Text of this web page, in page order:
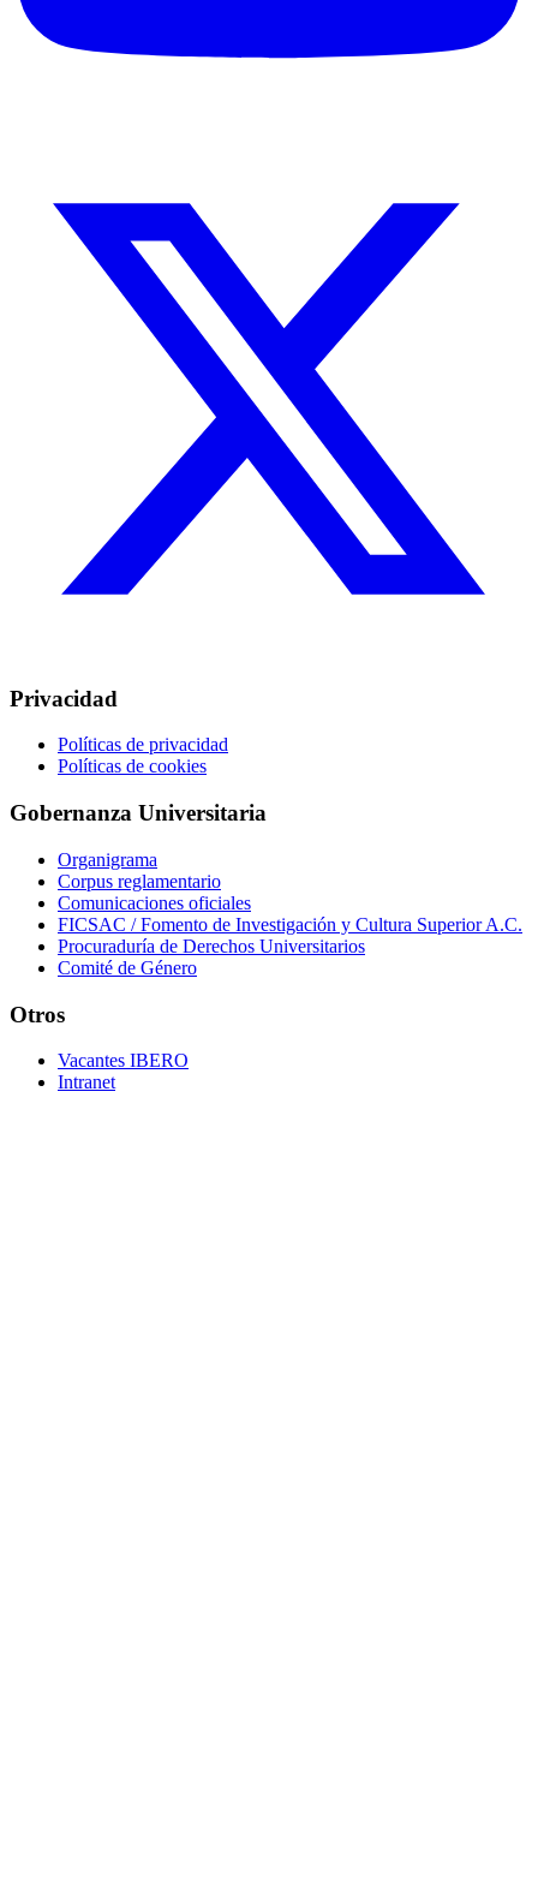
Privacidad
Políticas de privacidad
Políticas de cookies
Gobernanza Universitaria
Organigrama
Corpus reglamentario
Comunicaciones oficiales
FICSAC / Fomento de Investigación y Cultura Superior A.C.
Procuraduría de Derechos Universitarios
Comité de Género
Otros
Vacantes IBERO
Intranet